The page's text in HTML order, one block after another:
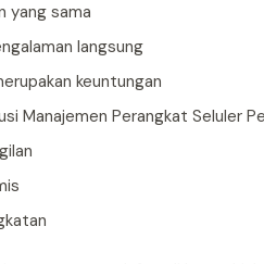
yang sama
langsung
keuntungan
Manajemen Perangkat Seluler